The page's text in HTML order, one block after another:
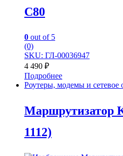
C80
0 out of 5
(0)
SKU: ГЛ-00036947
4 490 ₽
Подробнее
Роутеры, модемы и сетевое
Маршрутизатор
1112)